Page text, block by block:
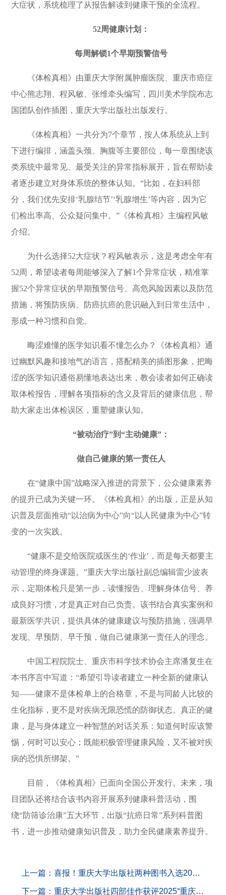
大症状，系统梳理了从报告解读到健康干预的全流程。
52周健康计划：
每周解锁1个早期预警信号
《体检真相》由重庆大学附属肿瘤医院、重庆市癌症
中心熊志翔、程风敏、张维牵头编写，四川美术学院布志
国团队创作插图，重庆大学出版社出版发行。
《体检真相》一共分为7个章节，按人体系统从上到
下进行编排，涵盖头颈、胸腹等主要部位，每一章围绕该
类系统中最常见、最受关注的异常指标展开，旨在帮助读
者逐步建立对身体系统的整体认知。“比如，在妇科部
分，我们优先安排‘乳腺结节’‘乳腺增生’等内容，因为它
们检出率高、公众疑问集中。”《体检真相》主编程风敏
介绍。
为什么选择52大症状？程风敏表示，这是考虑全年有
52周，希望读者每周能够深入了解1个异常症状，精准掌
握52个异常症状的早期预警信号、高危风险因素以及防范
措施，将预防疾病、防癌抗癌的意识融入到日常生活中，
形成一种习惯和自觉。
晦涩难懂的医学知识看不懂怎么办？《体检真相》通
过幽默风趣和接地气的语言，搭配精美的插图形象，把晦
涩的医学知识通俗易懂地表达出来，教会读者如何正确读
取体检报告，理解各项指标的含义及背后的健康信息，帮
助大家走出体检误区，重塑健康认知。
“被动治疗”到“主动健康”：
做自己健康的第一责任人
在“健康中国”战略深入推进的背景下，公众健康素养
的提升已成为关键一环。《体检真相》的出版，正是从知
识普及层面推动“以治病为中心”向“以人民健康为中心”转
变的一次实践。
“健康不是交给医院或医生的‘作业’，而是每天都要主
动管理的终身课题。”重庆大学出版社副总编辑雷少波表
示，定期体检只是第一步，读懂报告、理解身体信号、养
成良好习惯，才是真正对自己负责。该书结合真实案例和
最新医学共识，提供具体的健康建议与预防措施，强调早
发现、早预防、早干预，做自己健康第一责任人的理念。
中国工程院院士、重庆市科学技术协会主席潘复生在
本书序言中写道：“希望引导读者建立一种全新的健康认
知——健康不是体检单上的合格章，不是与同龄人比较的
生化指标，更不是对疾病无限恐慌的防御状态。真正的健
康，是与身体建立一种智慧的对话关系：知道何时应该警
惕，何时可以安心；既能积极管理健康风险，又不被对疾
病的恐惧所绑架。”
目前，《体检真相》已面向全国公开发行。未来，项
目团队还将结合该书内容开展系列健康科普活动，围
绕“防筛诊治康”五大环节，出版“抗癌日常”系列科普图
书，进一步推动健康知识普及，助力全民健康素养提升。
上一篇：喜报！重庆大学出版社两种图书入选2025年度百种“大学出版好书”
下一篇：重庆大学出版社四部佳作获评2025“重庆科技发布”年度科普好书